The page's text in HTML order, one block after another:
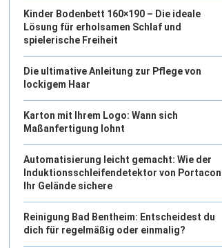
Kinder Bodenbett 160×190 – Die ideale
Lösung für erholsamen Schlaf und
spielerische Freiheit
Die ultimative Anleitung zur Pflege von
lockigem Haar
Karton mit Ihrem Logo: Wann sich
Maßanfertigung lohnt
Automatisierung leicht gemacht: Wie der
Induktionsschleifendetektor von Portacon
Ihr Gelände sichere
Reinigung Bad Bentheim: Entscheidest du
dich für regelmäßig oder einmalig?